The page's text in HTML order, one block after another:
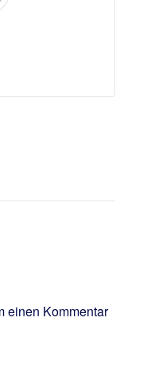
einen Kommentar